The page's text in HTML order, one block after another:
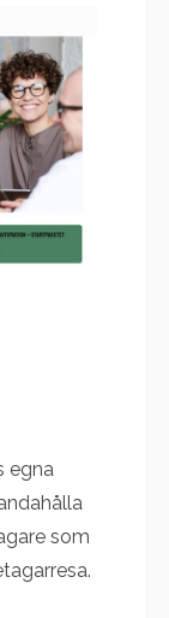
egna
som